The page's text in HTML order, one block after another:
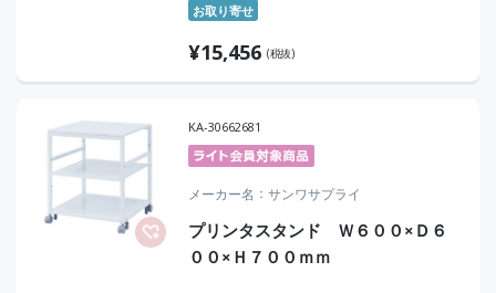
お取り寄せ
¥15,456 (税抜)
KA-30662681
メーカー名 サンワサプライ
プリンタスタンド Ｗ６００×Ｄ６
００×Ｈ７００ｍｍ